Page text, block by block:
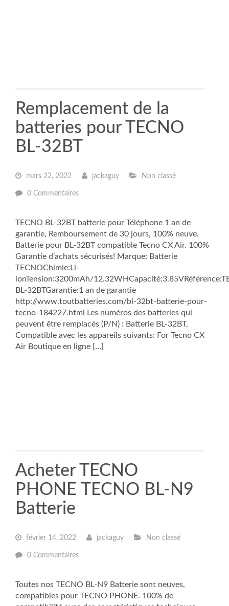
Remplacement de la
batteries pour TECNO
BL-32BT
mars 22, 2022 jackaguy Non classé
0 Commentaires
TECNO BL-32BT batterie pour Téléphone 1 an de
garantie, Remboursement de 30 jours, 100% neuve.
Batterie pour BL-32BT compatible Tecno CX Air. 100%
Garantie d’achats sécurisés! Marque: Batterie
TECNOChimie:Li-
ionTension:3200mAh/
BL-32BTGarantie:1 an de garantie
http://www.toutbatteries.com/bl-32bt-batterie-pour-
tecno-184227.html Les numéros des batteries qui
peuvent être remplacés (P/N) : Batterie BL-32BT,
Compatible avec les appareils suivants: For Tecno CX
Air Boutique en ligne […]
Acheter TECNO
PHONE TECNO BL-N9
Batterie
février 14, 2022 jackaguy Non classé
0 Commentaires
Toutes nos TECNO BL-N9 Batterie sont neuves,
compatibles pour TECNO PHONE. 100% de